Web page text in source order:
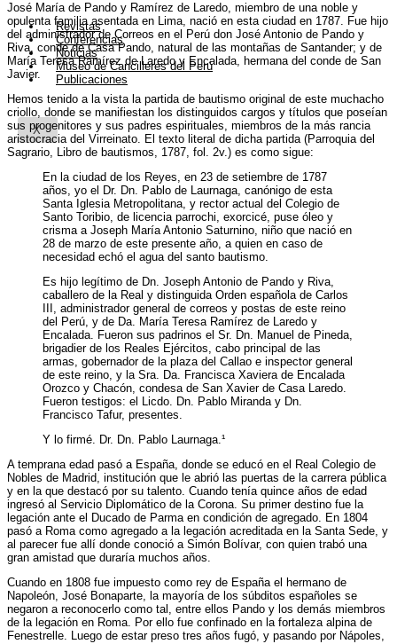
Revistas
Conferencias
Noticias
Museo de Cancilleres del Perú
Publicaciones
X
José María de Pando y Ramírez de Laredo, miembro de una noble y
opulenta familia asentada en Lima, nació en esta ciudad en 1787. Fue hijo
del administrador de Correos en el Perú don José Antonio de Pando y
Riva, conde de Casa Pando, natural de las montañas de Santander; y de
María Teresa Ramírez de Laredo y Encalada, hermana del conde de San
Javier.
Hemos tenido a la vista la partida de bautismo original de este muchacho
criollo, donde se manifiestan los distinguidos cargos y títulos que poseían
sus progenitores y sus padres espirituales, miembros de la más rancia
aristocracia del Virreinato. El texto literal de dicha partida (Parroquia del
Sagrario, Libro de bautismos, 1787, fol. 2v.) es como sigue:
En la ciudad de los Reyes, en 23 de setiembre de 1787
años, yo el Dr. Dn. Pablo de Laurnaga, canónigo de esta
Santa Iglesia Metropolitana, y rector actual del Colegio de
Santo Toribio, de licencia parrochi, exorcicé, puse óleo y
crisma a Joseph María Antonio Saturnino, niño que nació en
28 de marzo de este presente año, a quien en caso de
necesidad echó el agua del santo bautismo.
Es hijo legítimo de Dn. Joseph Antonio de Pando y Riva,
caballero de la Real y distinguida Orden española de Carlos
III, administrador general de correos y postas de este reino
del Perú, y de Da. María Teresa Ramírez de Laredo y
Encalada. Fueron sus padrinos el Sr. Dn. Manuel de Pineda,
brigadier de los Reales Ejércitos, cabo principal de las
armas, gobernador de la plaza del Callao e inspector general
de este reino, y la Sra. Da. Francisca Xaviera de Encalada
Orozco y Chacón, condesa de San Xavier de Casa Laredo.
Fueron testigos: el Licdo. Dn. Pablo Miranda y Dn.
Francisco Tafur, presentes.
Y lo firmé. Dr. Dn. Pablo Laurnaga.¹
A temprana edad pasó a España, donde se educó en el Real Colegio de
Nobles de Madrid, institución que le abrió las puertas de la carrera pública
y en la que destacó por su talento. Cuando tenía quince años de edad
ingresó al Servicio Diplomático de la Corona. Su primer destino fue la
legación ante el Ducado de Parma en condición de agregado. En 1804
pasó a Roma como agregado a la legación acreditada en la Santa Sede, y
al parecer fue allí donde conoció a Simón Bolívar, con quien trabó una
gran amistad que duraría muchos años.
Cuando en 1808 fue impuesto como rey de España el hermano de
Napoleón, José Bonaparte, la mayoría de los súbditos españoles se
negaron a reconocerlo como tal, entre ellos Pando y los demás miembros
de la legación en Roma. Por ello fue confinado en la fortaleza alpina de
Fenestrelle. Luego de estar preso tres años fugó, y pasando por Nápoles,